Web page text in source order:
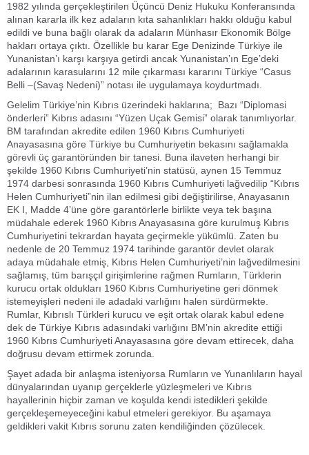
1982 yılında gerçekleştirilen Üçüncü Deniz Hukuku Konferansında
alınan kararla ilk kez adaların kıta sahanlıkları hakkı olduğu kabul
edildi ve buna bağlı olarak da adaların Münhasır Ekonomik Bölge
hakları ortaya çıktı. Özellikle bu karar Ege Denizinde Türkiye ile
Yunanistan’ı karşı karşıya getirdi ancak Yunanistan’ın Ege’deki
adalarının karasularını 12 mile çıkarması kararını Türkiye “Casus
Belli –(Savaş Nedeni)” notası ile uygulamaya koydurtmadı.
Gelelim Türkiye’nin Kıbrıs üzerindeki haklarına; Bazı “Diplomasi
önderleri” Kıbrıs adasını “Yüzen Uçak Gemisi” olarak tanımlıyorlar.
BM tarafından akredite edilen 1960 Kıbrıs Cumhuriyeti
Anayasasına göre Türkiye bu Cumhuriyetin bekasını sağlamakla
görevli üç garantöründen bir tanesi. Buna ilaveten herhangi bir
şekilde 1960 Kıbrıs Cumhuriyeti’nin statüsü, aynen 15 Temmuz
1974 darbesi sonrasında 1960 Kıbrıs Cumhuriyeti lağvedilip “Kıbrıs
Helen Cumhuriyeti”nin ilan edilmesi gibi değiştirilirse, Anayasanın
EK I, Madde 4’üne göre garantörlerle birlikte veya tek başına
müdahale ederek 1960 Kıbrıs Anayasasına göre kurulmuş Kıbrıs
Cumhuriyetini tekrardan hayata geçirmekle yükümlü. Zaten bu
nedenle de 20 Temmuz 1974 tarihinde garantör devlet olarak
adaya müdahale etmiş, Kıbrıs Helen Cumhuriyeti’nin lağvedilmesini
sağlamış, tüm barışçıl girişimlerine rağmen Rumların, Türklerin
kurucu ortak oldukları 1960 Kıbrıs Cumhuriyetine geri dönmek
istemeyişleri nedeni ile adadaki varlığını halen sürdürmekte.
Rumlar, Kıbrıslı Türkleri kurucu ve eşit ortak olarak kabul edene
dek de Türkiye Kıbrıs adasındaki varlığını BM’nin akredite ettiği
1960 Kıbrıs Cumhuriyeti Anayasasına göre devam ettirecek, daha
doğrusu devam ettirmek zorunda.
Şayet adada bir anlaşma isteniyorsa Rumların ve Yunanlıların hayal
dünyalarından uyanıp gerçeklerle yüzleşmeleri ve Kıbrıs
hayallerinin hiçbir zaman ve koşulda kendi istedikleri şekilde
gerçekleşemeyeceğini kabul etmeleri gerekiyor. Bu aşamaya
geldikleri vakit Kıbrıs sorunu zaten kendiliğinden çözülecek.